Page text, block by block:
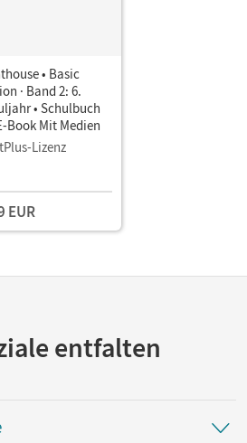
• Basic
· Band 2: 6.
• Schulbuch
Book Mit Medien
Lizenz
EUR
entfalten